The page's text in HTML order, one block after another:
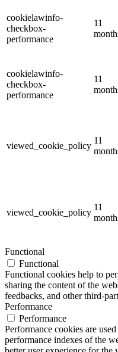
cookielawinfo-
checkbox-
performance
11
cookielawinfo-
checkbox-
performance
11
viewed_cookie_policy
11
viewed_cookie_policy
11
Functional
Functional
Functional cookies help to
sharing the content of the
feedbacks, and other third-
Performance
Performance
Performance cookies are
performance indexes of the